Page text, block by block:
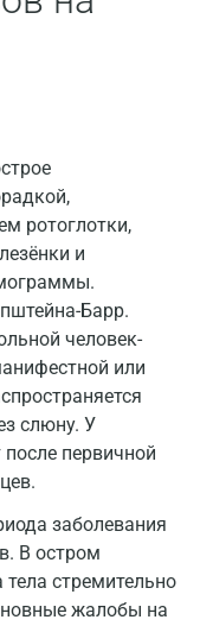
IgM
ротоглотки,
и
Барр.
человек-
или
слюну. У
первичной
заболевания
В остром
стремительно
жалобы на